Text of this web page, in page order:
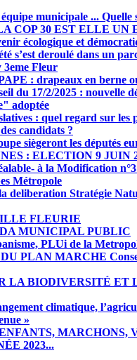
municipale ... Quelle
COP 30 EST ELLE UN
écologique et
s’est deroulé dans un
Fleur
: drapeaux en berne
du 17/2/2025 : nouvelle
adoptée
: quel regard sur les
candidats ?
siègeront les députés
: ELECTION 9 JUIN
à la Modification
Métropole
deliberation Stratégie
FLEURIE
MUNICIPAL PUBLIC
PLUi de la
PLAN MARCHE
LA BIODIVERSITÉ ET
climatique,
»
MARCHONS,
2023...